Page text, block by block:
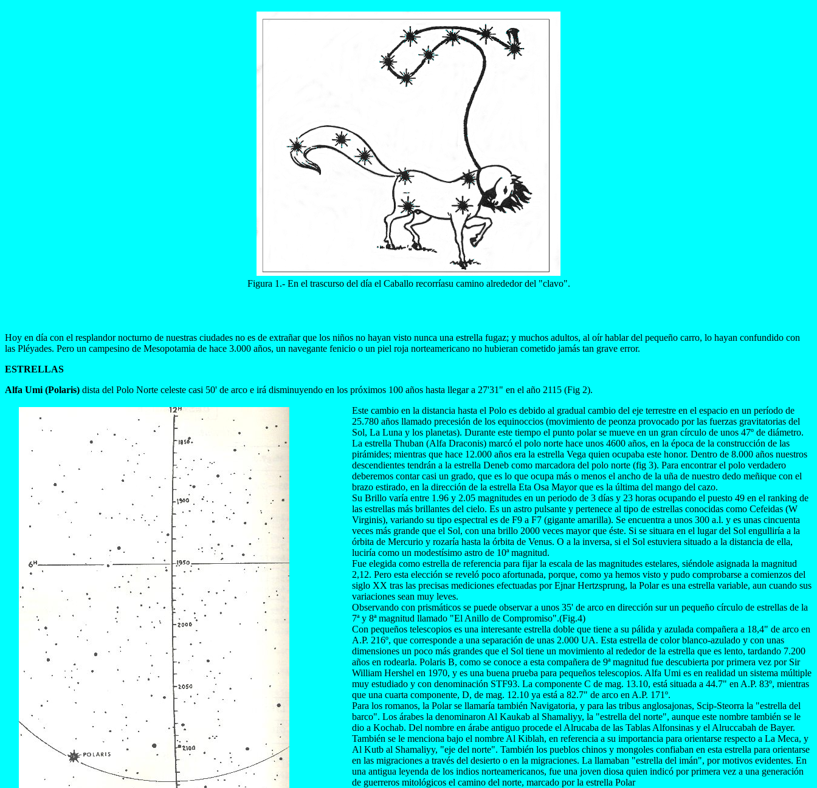
Figura 1.- En el trascurso del día el Caballo recorríasu camino alrededor del "clavo".
Hoy en día con el resplandor nocturno de nuestras ciudades no es de extrañar que los niños no hayan visto nunca una estrella fugaz; y muchos adultos, al oír hablar del pequeño carro, lo hayan confundido con
las Pléyades. Pero un campesino de Mesopotamia de hace 3.000 años, un navegante fenicio o un piel roja norteamericano no hubieran cometido jamás tan grave error.
ESTRELLAS
Alfa Umi (Polaris) dista del Polo Norte celeste casi 50' de arco e irá disminuyendo en los próximos 100 años hasta llegar a 27'31" en el año 2115 (Fig 2).
Este cambio en la distancia hasta el Polo es debido al gradual cambio del eje terrestre en el espacio en un período de
25.780 años llamado precesión de los equinoccios (movimiento de peonza provocado por las fuerzas gravitatorias del
Sol, La Luna y los planetas). Durante este tiempo el punto polar se mueve en un gran círculo de unos 47º de diámetro.
La estrella Thuban (Alfa Draconis) marcó el polo norte hace unos 4600 años, en la época de la construcción de las
pirámides; mientras que hace 12.000 años era la estrella Vega quien ocupaba este honor. Dentro de 8.000 años nuestros
descendientes tendrán a la estrella Deneb como marcadora del polo norte (fig 3). Para encontrar el polo verdadero
deberemos contar casi un grado, que es lo que ocupa más o menos el ancho de la uña de nuestro dedo meñique con el
brazo estirado, en la dirección de la estrella Eta Osa Mayor que es la última del mango del cazo.
Su Brillo varía entre 1.96 y 2.05 magnitudes en un periodo de 3 días y 23 horas ocupando el puesto 49 en el ranking de
las estrellas más brillantes del cielo. Es un astro pulsante y pertenece al tipo de estrellas conocidas como Cefeidas (W
Virginis), variando su tipo espectral es de F9 a F7 (gigante amarilla). Se encuentra a unos 300 a.l. y es unas cincuenta
veces más grande que el Sol, con una brillo 2000 veces mayor que éste. Si se situara en el lugar del Sol engulliría a la
órbita de Mercurio y rozaría hasta la órbita de Venus. O a la inversa, si el Sol estuviera situado a la distancia de ella,
luciría como un modestísimo astro de 10ª magnitud.
Fue elegida como estrella de referencia para fijar la escala de las magnitudes estelares, siéndole asignada la magnitud
2,12. Pero esta elección se reveló poco afortunada, porque, como ya hemos visto y pudo comprobarse a comienzos del
siglo XX tras las precisas mediciones efectuadas por Ejnar Hertzsprung, la Polar es una estrella variable, aun cuando sus
variaciones sean muy leves.
Observando con prismáticos se puede observar a unos 35' de arco en dirección sur un pequeño círculo de estrellas de la
7ª y 8ª magnitud llamado "El Anillo de Compromiso".(Fig.4)
Con pequeños telescopios es una interesante estrella doble que tiene a su pálida y azulada compañera a 18,4" de arco en
A.P. 216º, que corresponde a una separación de unas 2.000 UA. Esta estrella de color blanco-azulado y con unas
dimensiones un poco más grandes que el Sol tiene un movimiento al rededor de la estrella que es lento, tardando 7.200
años en rodearla. Polaris B, como se conoce a esta compañera de 9ª magnitud fue descubierta por primera vez por Sir
William Hershel en 1970, y es una buena prueba para pequeños telescopios. Alfa Umi es en realidad un sistema múltiple
muy estudiado y con denominación STF93. La componente C de mag. 13.10, está situada a 44.7" en A.P. 83º, mientras
que una cuarta componente, D, de mag. 12.10 ya está a 82.7" de arco en A.P. 171º.
Para los romanos, la Polar se llamaría también Navigatoria, y para las tribus anglosajonas, Scip-Steorra la "estrella del
barco". Los árabes la denominaron Al Kaukab al Shamaliyy, la "estrella del norte", aunque este nombre también se le
dio a Kochab. Del nombre en árabe antiguo procede el Alrucaba de las Tablas Alfonsinas y el Alruccabah de Bayer.
También se le menciona bajo el nombre Al Kiblah, en referencia a su importancia para orientarse respecto a La Meca, y
Al Kutb al Shamaliyy, "eje del norte". También los pueblos chinos y mongoles confiaban en esta estrella para orientarse
en las migraciones a través del desierto o en la migraciones. La llamaban "estrella del imán", por motivos evidentes. En
una antigua leyenda de los indios norteamericanos, fue una joven diosa quien indicó por primera vez a una generación
de guerreros mitológicos el camino del norte, marcado por la estrella Polar